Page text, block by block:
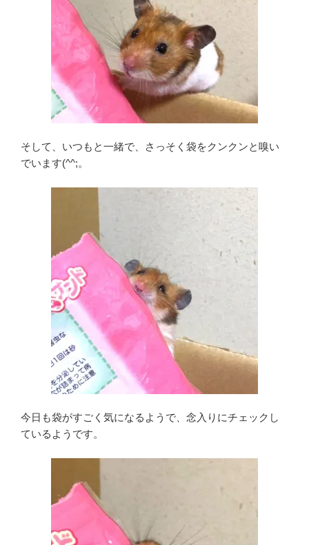
そして、いつもと一緒で、さっそく袋をクンクンと嗅い
でいます(^^;。
今日も袋がすごく気になるようで、念入りにチェックし
ているようです。